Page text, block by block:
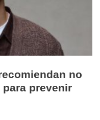
no
prevenir